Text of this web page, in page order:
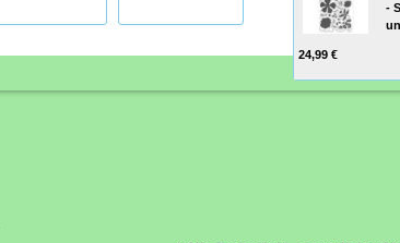
-
24,99 €